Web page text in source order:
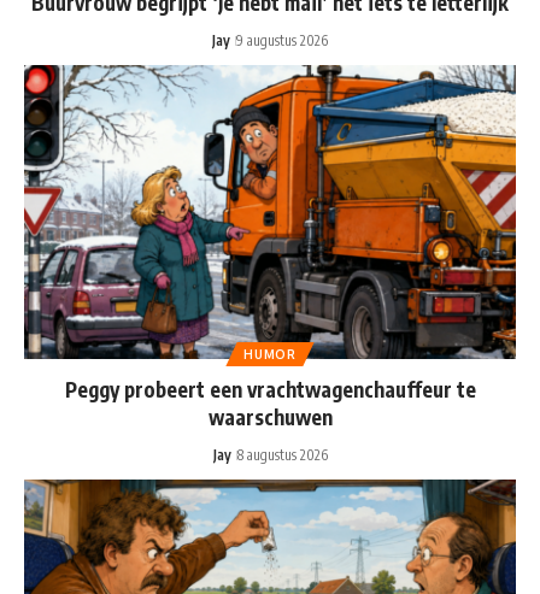
Jay 9 augustus 2026
HUMOR
Peggy probeert een vrachtwagenchauffeur te
waarschuwen
Jay 8 augustus 2026